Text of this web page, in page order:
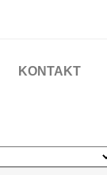
KONTAKT